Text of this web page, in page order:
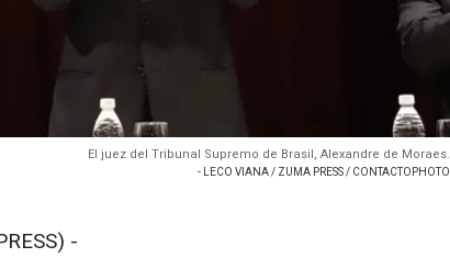
El juez del Tribunal Supremo de Brasil, Alexandre de Moraes.
- LECO VIANA / ZUMA PRESS / CONTACTOPHOTO
-